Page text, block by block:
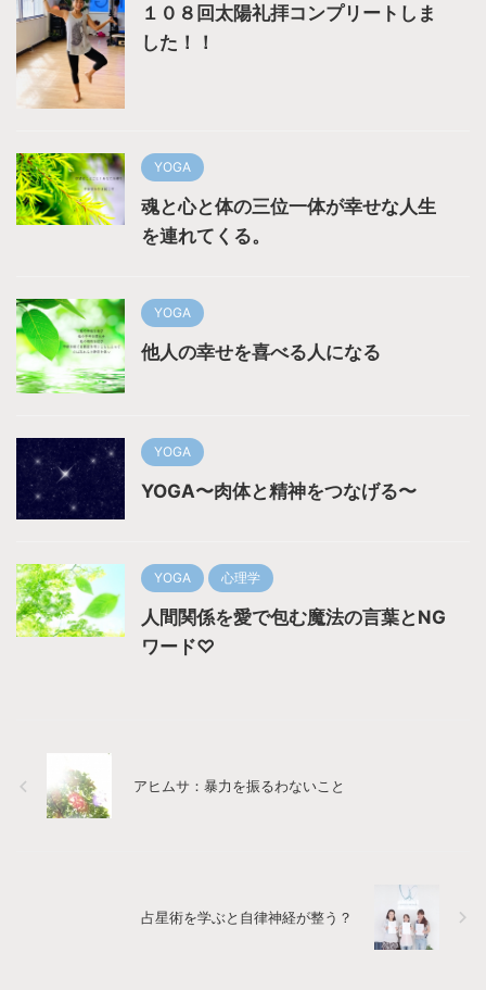
１０８回太陽礼拝コンプリートしま
した！！
YOGA
魂と心と体の三位一体が幸せな人生
を連れてくる。
YOGA
他人の幸せを喜べる人になる
YOGA
YOGA〜肉体と精神をつなげる〜
YOGA 心理学
人間関係を愛で包む魔法の言葉とNG
ワード♡
アヒムサ：暴力を振るわないこと
占星術を学ぶと自律神経が整う？